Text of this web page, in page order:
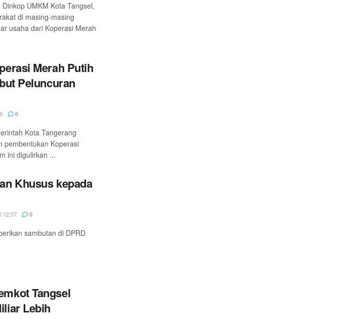
UMKM Kota Tangsel,
di masing-masing
usaha dari Koperasi Merah
Merah Putih
Peluncuran
0
Kota Tangerang
pembentukan Koperasi
ini digulirkan ...
Khusus kepada
12:37 0
sambutan di DPRD
Tangsel
Lebih